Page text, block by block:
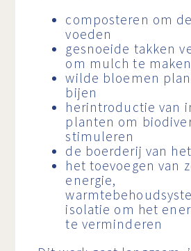
composteren om
voeden
gesnoeide takken
om mulch te maken
wilde bloemen
bijen
herintroductie van
planten om
stimuleren
de boerderij van
het toevoegen van
energie,
isolatie om het
te verminderen